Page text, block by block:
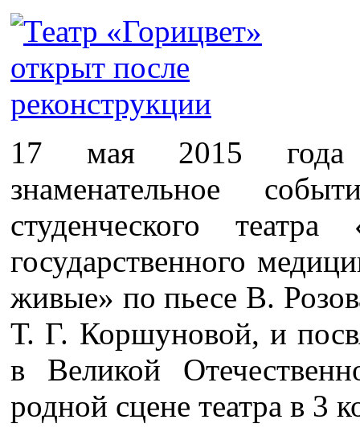
17 мая 2015
знаменательное
студенческого театра
государственного
живые» по пьесе В.
Т. Г. Коршуновой, и
в Великой
родной сцене театра в